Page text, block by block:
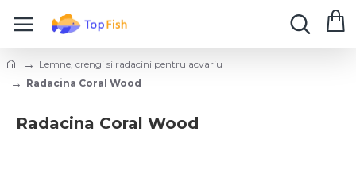
Lemne, crengi si radacini pentru acvariu
Radacina Coral Wood
Radacina Coral Wood